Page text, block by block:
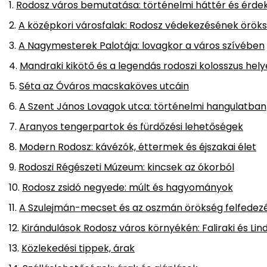
Rodosz város bemutatása: történelmi háttér és
A középkori városfalak: Rodosz védekezésének
A Nagymesterek Palotája: lovagkor a város szívében
Mandraki kikötő és a legendás rodoszi kolosszus
Séta az Óváros macskaköves utcáin
A Szent János Lovagok utca: történelmi hangulatban
Aranyos tengerpartok és fürdőzési lehetőségek
Modern Rodosz: kávézók, éttermek és éjszakai élet
Rodoszi Régészeti Múzeum: kincsek az ókorból
Rodosz zsidó negyede: múlt és hagyományok
A Szulejmán-mecset és az oszmán örökség
Kirándulások Rodosz város környékén: Faliraki és
Közlekedési tippek, árak